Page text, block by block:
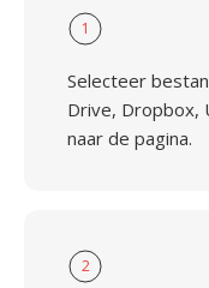
1
Selecteer
Drive, Dropbox,
naar de pagina.
2